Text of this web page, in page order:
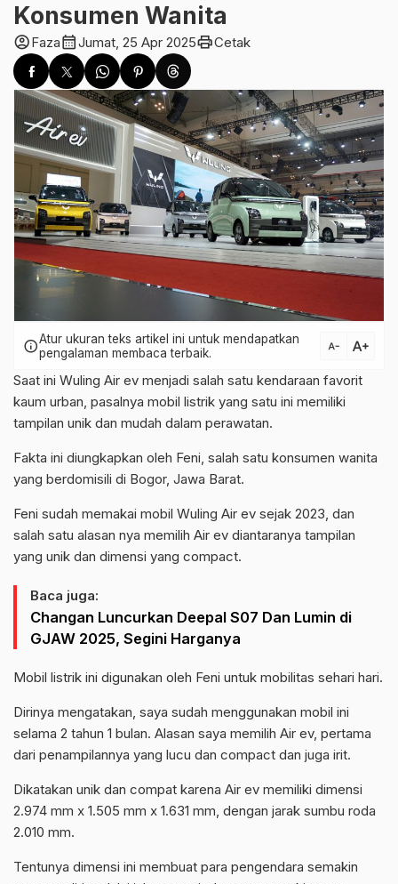
Konsumen Wanita
account_circleFazacalendar_monthJumat, 25 Apr 2025printCetak
infoAtur ukuran teks artikel ini untuk mendapatkan
pengalaman membaca terbaik.
text_decrease text_increase
Saat ini Wuling Air ev menjadi salah satu kendaraan favorit
kaum urban, pasalnya mobil listrik yang satu ini memiliki
tampilan unik dan mudah dalam perawatan.
Fakta ini diungkapkan oleh Feni, salah satu konsumen wanita
yang berdomisili di Bogor, Jawa Barat.
Feni sudah memakai mobil Wuling Air ev sejak 2023, dan
salah satu alasan nya memilih Air ev diantaranya tampilan
yang unik dan dimensi yang compact.
Baca juga:
Changan Luncurkan Deepal S07 Dan Lumin di
GJAW 2025, Segini Harganya
Mobil listrik ini digunakan oleh Feni untuk mobilitas sehari hari.
Dirinya mengatakan, saya sudah menggunakan mobil ini
selama 2 tahun 1 bulan. Alasan saya memilih Air ev, pertama
dari penampilannya yang lucu dan compact dan juga irit.
Dikatakan unik dan compat karena Air ev memiliki dimensi
2.974 mm x 1.505 mm x 1.631 mm, dengan jarak sumbu roda
2.010 mm.
Tentunya dimensi ini membuat para pengendara semakin